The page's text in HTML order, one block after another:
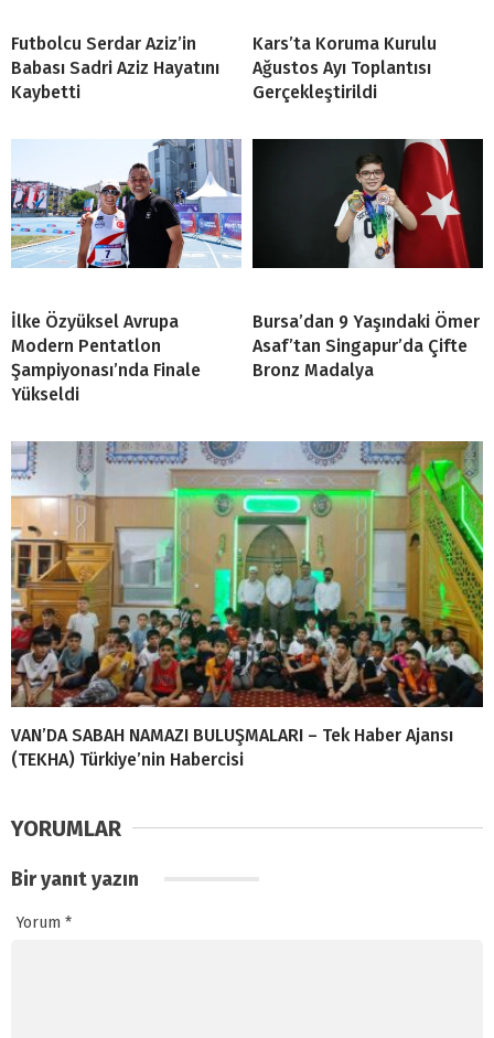
Futbolcu Serdar Aziz’in
Babası Sadri Aziz Hayatını
Kaybetti
Kars’ta Koruma Kurulu
Ağustos Ayı Toplantısı
Gerçekleştirildi
İlke Özyüksel Avrupa
Modern Pentatlon
Şampiyonası’nda Finale
Yükseldi
Bursa’dan 9 Yaşındaki Ömer
Asaf’tan Singapur’da Çifte
Bronz Madalya
VAN’DA SABAH NAMAZI BULUŞMALARI – Tek Haber Ajansı
(TEKHA) Türkiye’nin Habercisi
YORUMLAR
Bir yanıt yazın
Yorum *